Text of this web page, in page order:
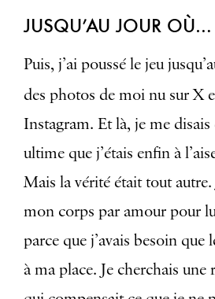
JUSQU’AU JOUR OÙ…
Puis, j’ai poussé le jeu
des photos de moi nu sur X
Instagram. Et là, je me disais
ultime que j’étais enfin à
Mais la vérité était tout autre.
mon corps par amour pour
parce que j’avais besoin que
à ma place. Je cherchais une